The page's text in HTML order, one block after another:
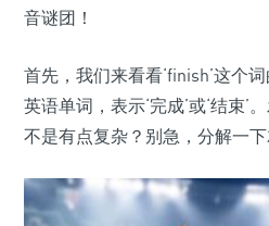
音谜团！
首先，我们来看看‘finish’这个
英语单词，表示‘完成’或‘结束’
不是有点复杂？别急，分解一下